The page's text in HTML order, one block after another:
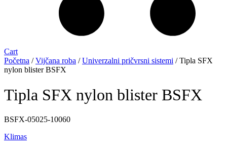
Cart
Početna /Vijčana roba /Univerzalni pričvrsni sistemi / Tipla SFX
nylon blister BSFX
Tipla SFX nylon blister BSFX
BSFX-05025-10060
Klimas